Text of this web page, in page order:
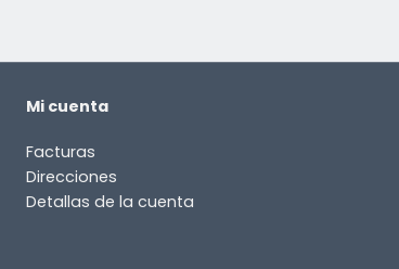
Mi cuenta
Facturas
Direcciones
Detallas de la cuenta